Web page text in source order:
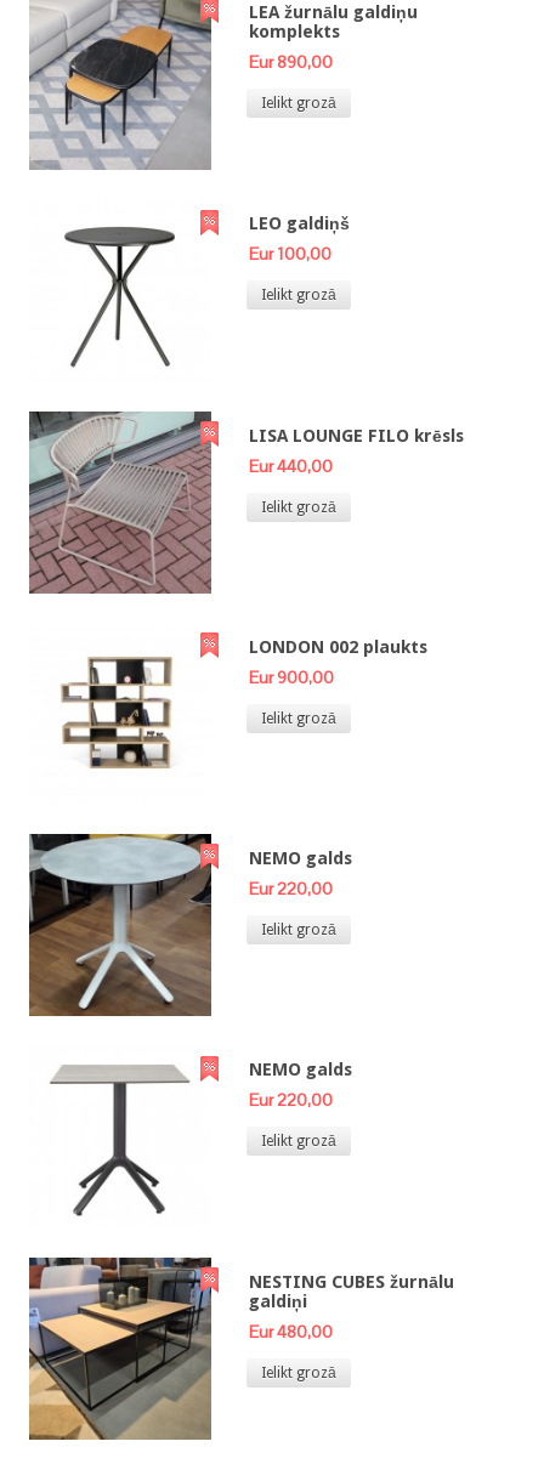
LEA žurnālu galdiņu
komplekts
Eur 890,00
Ielikt grozā
LEO galdiņš
Eur 100,00
Ielikt grozā
LISA LOUNGE FILO krēsls
Eur 440,00
Ielikt grozā
LONDON 002 plaukts
Eur 900,00
Ielikt grozā
NEMO galds
Eur 220,00
Ielikt grozā
NEMO galds
Eur 220,00
Ielikt grozā
NESTING CUBES žurnālu
galdiņi
Eur 480,00
Ielikt grozā